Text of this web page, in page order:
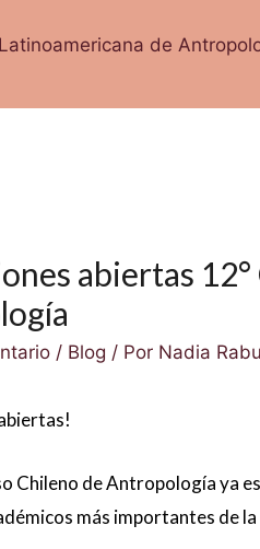
abiertas
/ Blog / Por Nadia
Chileno de Antropología ya
más importantes de la